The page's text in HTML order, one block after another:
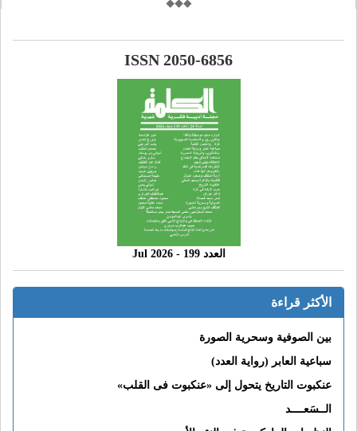
ISSN 2050-6856
العدد 199 - 2026 Jul
الأكثر قراءة
بين الصوفية وسحرية الصورة
سباعية العابر (رواية العدد)
عنكبوت التاريخ يتحول إلى «عنكبوت فى القلب»
الــسَعــــد